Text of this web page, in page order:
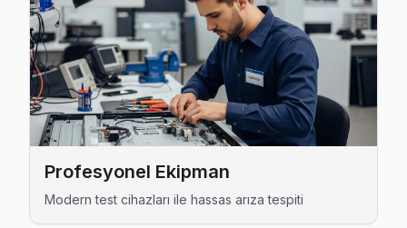
Kağıthane TV Servis Merkezi →
Nurtepe Finlux Servis
Kağıthane'da Nurtepe bölgesindeki Finlux kullanıcılarına
Nurtepe Finlux Açılmıyor Arıza →
Finlux TV HDMI port arızası Ortabayır adresine gelen
Kağıthane Finlux Servis →
Profesyonel Ekipman
Modern test cihazları ile hassas arıza tespiti